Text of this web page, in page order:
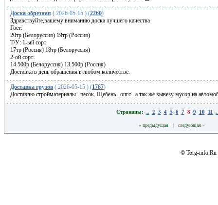
Доска обрезная ( 2026-05-15 ) (2260)
Здравствуйте,вашему вниманию доска лучшего качества
Гост:
20тр (Белоруссия) 19тр (Россия)
Т/У: 1-ый сорт
17тр (Россия) 18тр (Белоруссия)
2-ой сорт:
14.500р (Белоруссия) 13.500р (Россия)
Доставка в день обращения в любом количестве.
Доставка грузов ( 2026-05-15 ) (1767)
Доставлю стройматериалы . песок. Щебень . опгс . а так же вывезу мусор на
Страницы: .. 2 3 4 5 6 7 8 9 10 11
« предыдущая | следующая »
© Torg-info.Ru